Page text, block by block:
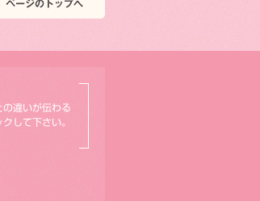
違いが伝わる
して下さい。